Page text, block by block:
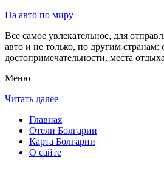
На авто по миру
Все самое увлекательное, для
авто и не только, по другим странам:
достопримечательности, места
Меню
Читать далее
Главная
Отели Болгарии
Карта Болгарии
О сайте